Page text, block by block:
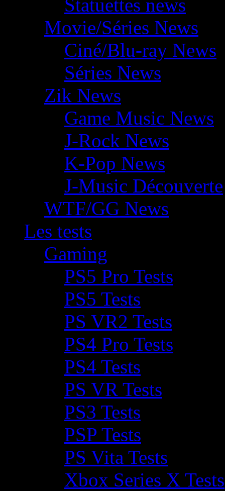
Statuettes news
Movie/Séries News
Ciné/Blu-ray News
Séries News
Zik News
Game Music News
J-Rock News
K-Pop News
J-Music Découverte
WTF/GG News
Les tests
Gaming
PS5 Pro Tests
PS5 Tests
PS VR2 Tests
PS4 Pro Tests
PS4 Tests
PS VR Tests
PS3 Tests
PSP Tests
PS Vita Tests
Xbox Series X Tests